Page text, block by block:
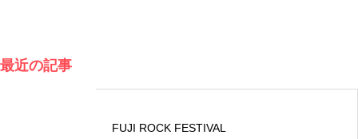
最近の記事
FUJI ROCK FESTIVAL